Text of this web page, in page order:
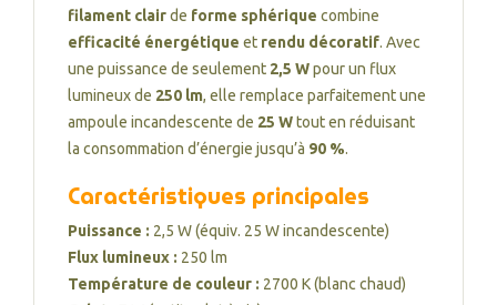
filament clairde forme sphérique combine
efficacité énergétique et rendu décoratif. Avec
une puissance de seulement 2,5 Wpour un flux
lumineux de 250 lm, elle remplace parfaitement une
ampoule incandescente de 25 Wtout en réduisant
la consommation d’énergie jusqu’à 90 %.
Caractéristiques principales
Puissance : 2,5 W (équiv. 25 W incandescente)
Flux lumineux : 250 lm
Température de couleur : 2700 K (blanc chaud)